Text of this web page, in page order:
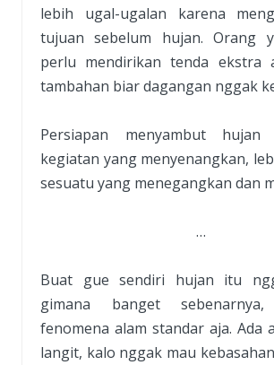
lebih ugal-ugalan karena
tujuan sebelum hujan. Orang
perlu mendirikan tenda ekstra
tambahan biar dagangan nggak
Persiapan menyambut
kegiatan yang menyenangkan,
sesuatu yang menegangkan dan
…
Buat gue sendiri hujan itu
gimana banget
fenomena alam standar aja. Ada
langit, kalo nggak mau